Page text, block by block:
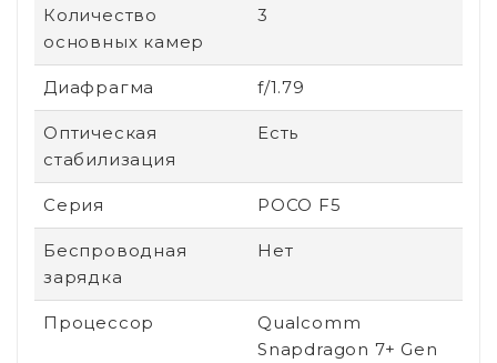
Количество
основных камер
3
Диафрагма f/1.79
Оптическая
стабилизация
Есть
Серия POCO F5
Беспроводная
зарядка
Нет
Процессор
Qualcomm
Snapdragon 7+ Gen